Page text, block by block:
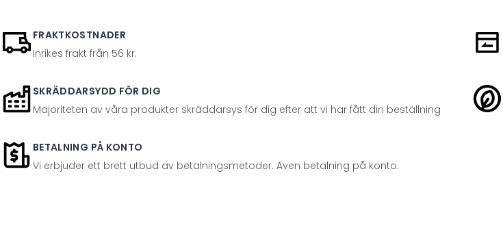
FRAKTKOSTNADER
Inrikes frakt från 56 kr.
SKRÄDDARSYDD FÖR DIG
Majoriteten av våra produkter skräddarsys för dig efter att vi har fått din beställning
BETALNING PÅ KONTO
Vi erbjuder ett brett utbud av betalningsmetoder. Även betalning på konto.